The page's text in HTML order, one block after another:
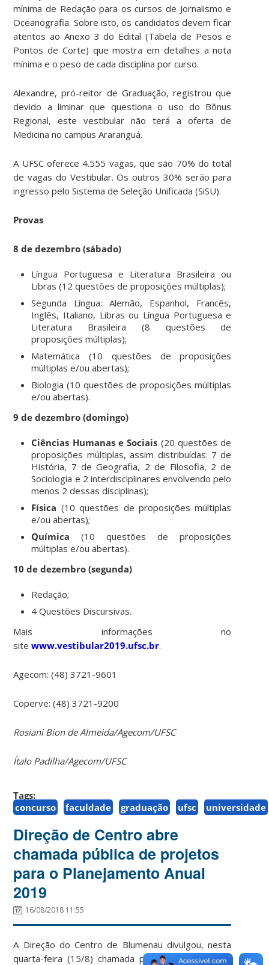
mínima de Redação para os cursos de Jornalismo e
Oceanografia. Sobre isto, os candidatos devem ficar
atentos ao Anexo 3 do Edital (Tabela de Pesos e
Pontos de Corte) que mostra em detalhes a nota
mínima e o peso de cada disciplina por curso.
Alexandre, pró-reitor de Graduação, registrou que
devido a liminar que questiona o uso do Bônus
Regional, este vestibular não terá a oferta de
Medicina no campus Araranguá.
A UFSC oferece 4.555 vagas, que são 70% do total
de vagas do Vestibular. Os outros 30% serão para
ingresso pelo Sistema de Seleção Unificada (SiSU).
Provas
8 de dezembro (sábado)
Língua Portuguesa e Literatura Brasileira ou
Libras (12 questões de proposições múltiplas);
Segunda Língua: Alemão, Espanhol, Francês,
Inglês, Italiano, Libras ou Língua Portuguesa e
Literatura Brasileira (8 questões de
proposições múltiplas);
Matemática (10 questões de proposições
múltiplas e/ou abertas);
Biologia (10 questões de proposições múltiplas
e/ou abertas).
9 de dezembro (domingo)
Ciências Humanas e Sociais (20 questões de
proposições múltiplas, assim distribuídas: 7 de
História, 7 de Geografia, 2 de Filosofia, 2 de
Sociologia e 2 interdisciplinares envolvendo pelo
menos 2 dessas disciplinas);
Física (10 questões de proposições múltiplas
e/ou abertas);
Química (10 questões de proposições
múltiplas e/ou abertas).
10 de dezembro (segunda)
Redação;
4 Questões Discursivas.
Mais informações no
sitewww.vestibular2019.ufsc.br.
Agecom: (48) 3721-9601
Coperve: (48) 3721-9200
Rosiani Bion de Almeida/Agecom/UFSC
Ítalo Padilha/Agecom/UFSC
Tags:
concurso
faculdade graduação ufsc universidade
Direção de Centro abre
chamada pública de projetos
para o Planejamento Anual
2019
16/08/2018 11:55
A Direção do Centro de Blumenau divulgou, nesta
quarta-feira (15/8) chamada pública para projetos